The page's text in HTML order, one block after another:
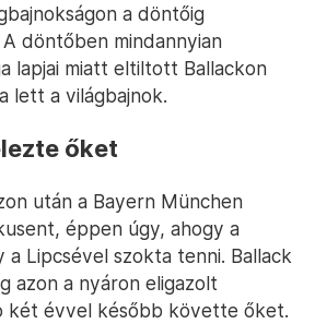
a döntőig
döntőben mindannyian
lapjai miatt eltiltott Ballackon
lett a világbajnok.
őket
után a Bayern München
éppen úgy, ahogy a
a Lipcsével szokta tenni. Ballack
azon a nyáron eligazolt
két évvel később követte őket.